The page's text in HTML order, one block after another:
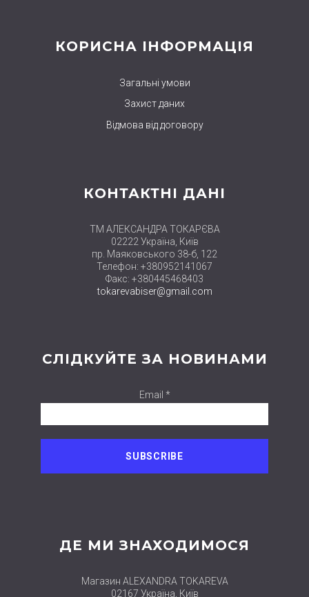
КОРИСНА ІНФОРМАЦІЯ
Загальні умови
Захист даних
Відмова від договору
КОНТАКТНІ ДАНІ
ТМ АЛЕКСАНДРА ТОКАРЄВА
02222 Україна, Київ
пр. Маяковського 38-б, 122
Телефон: +380952141067
Факс: +380445468403
tokarevabiser@gmail.com
СЛІДКУЙТЕ ЗА НОВИНАМИ
Email *
ДЕ МИ ЗНАХОДИМОСЯ
Магазин ALEXANDRA TOKAREVA
02167 Україна, Київ